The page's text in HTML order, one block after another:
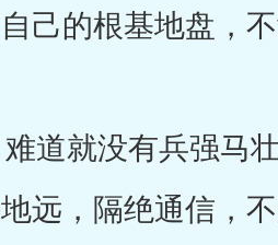
己的根基地盘，
道就没有兵强马
远，隔绝通信，